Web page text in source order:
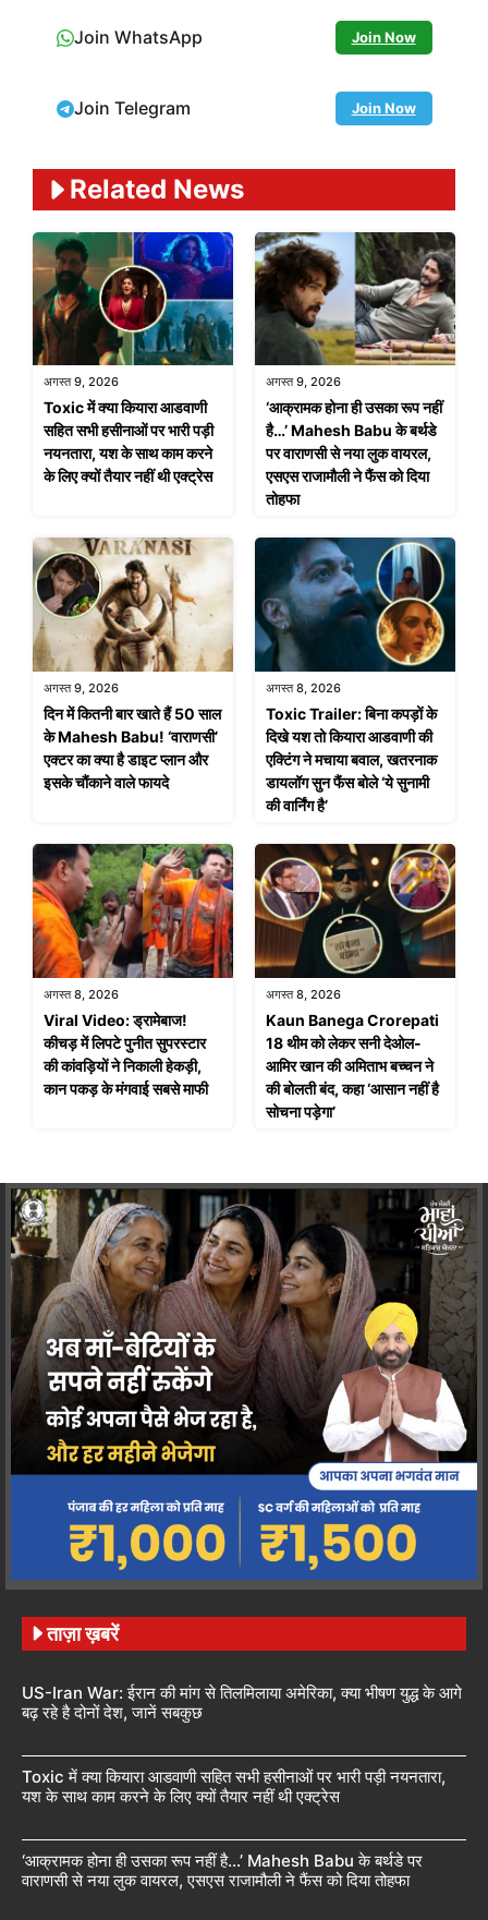
Join WhatsApp Join Now
Join Telegram Join Now
Related News
अगस्त 9, 2026
Toxic में क्या कियारा आडवाणी
सहित सभी हसीनाओं पर भारी पड़ी
नयनतारा, यश के साथ काम करने
के लिए क्यों तैयार नहीं थी एक्ट्रेस
अगस्त 9, 2026
‘आक्रामक होना ही उसका रूप नहीं
है…’ Mahesh Babu के बर्थडे
पर वाराणसी से नया लुक वायरल,
एसएस राजामौली ने फैंस को दिया
तोहफा
अगस्त 9, 2026
दिन में कितनी बार खाते हैं 50 साल
के Mahesh Babu! ‘वाराणसी’
एक्टर का क्या है डाइट प्लान और
इसके चौंकाने वाले फायदे
अगस्त 8, 2026
Toxic Trailer: बिना कपड़ों के
दिखे यश तो कियारा आडवाणी की
एक्टिंग ने मचाया बवाल, खतरनाक
डायलॉग सुन फैंस बोले ‘ये सुनामी
की वार्निंग है’
अगस्त 8, 2026
Viral Video: ड्रामेबाज!
कीचड़ में लिपटे पुनीत सुपरस्टार
की कांवड़ियों ने निकाली हेकड़ी,
कान पकड़ के मंगवाई सबसे माफी
अगस्त 8, 2026
Kaun Banega Crorepati
18 थीम को लेकर सनी देओल-
आमिर खान की अमिताभ बच्चन ने
की बोलती बंद, कहा ‘आसान नहीं है
सोचना पड़ेगा’
ताज़ा ख़बरें
US-Iran War: ईरान की मांग से तिलमिलाया अमेरिका, क्या भीषण युद्ध के आगे
बढ़ रहे है दोनों देश, जानें सबकुछ
Toxic में क्या कियारा आडवाणी सहित सभी हसीनाओं पर भारी पड़ी नयनतारा,
यश के साथ काम करने के लिए क्यों तैयार नहीं थी एक्ट्रेस
‘आक्रामक होना ही उसका रूप नहीं है…’ Mahesh Babu के बर्थडे पर
वाराणसी से नया लुक वायरल, एसएस राजामौली ने फैंस को दिया तोहफा